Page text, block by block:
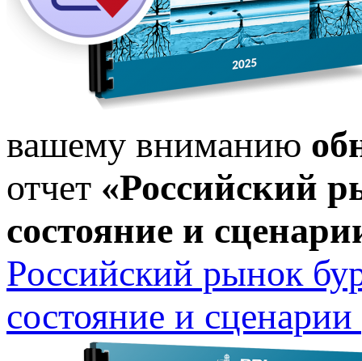
вашему вниманию
отчет «Российский
состояние и
Российский рынок
состояние и